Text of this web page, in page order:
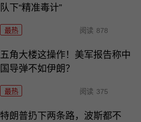
队下“精准毒计”
最热 阅读 878
五角大楼这操作！美军报告称中
国导弹不如伊朗？
最热 阅读 375
特朗普扔下两条路，波斯都不